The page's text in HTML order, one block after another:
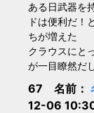
ある日武器を
ドは便利だ！
ちが増えた
クラウスにと
が一目瞭然だ
67 名前：
12-06